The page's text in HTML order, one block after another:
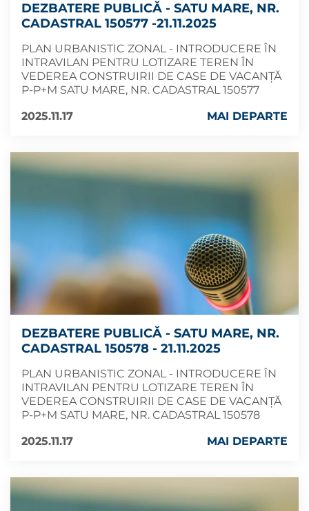
DEZBATERE PUBLICĂ - SATU MARE, NR.
CADASTRAL 150577 -21.11.2025
PLAN URBANISTIC ZONAL - INTRODUCERE ÎN
INTRAVILAN PENTRU LOTIZARE TEREN ÎN
VEDEREA CONSTRUIRII DE CASE DE VACANȚĂ
P-P+M SATU MARE, NR. CADASTRAL 150577
2025.11.17
MAI DEPARTE
DEZBATERE PUBLICĂ - SATU MARE, NR.
CADASTRAL 150578 - 21.11.2025
PLAN URBANISTIC ZONAL - INTRODUCERE ÎN
INTRAVILAN PENTRU LOTIZARE TEREN ÎN
VEDEREA CONSTRUIRII DE CASE DE VACANȚĂ
P-P+M SATU MARE, NR. CADASTRAL 150578
2025.11.17
MAI DEPARTE